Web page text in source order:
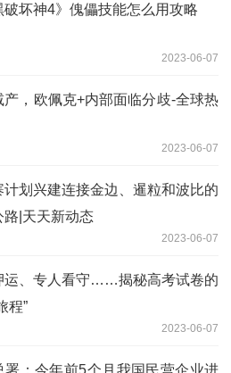
破坏神4》傀儡技能怎么用攻略
2023-06-07
产，欧佩克+内部面临分歧-全球热
2023-06-07
计划兴建连接金边、暹粒和波比的
路|天天新动态
2023-06-07
运、专人看守……揭秘高考试卷的
程”
2023-06-07